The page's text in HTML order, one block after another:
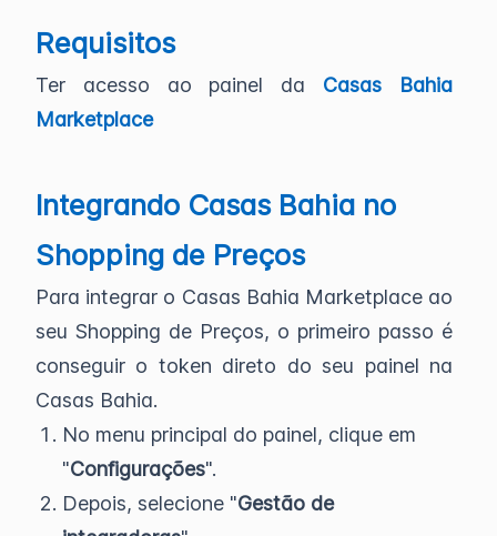
Requisitos
Ter acesso ao painel da Casas Bahia
Marketplace
Integrando Casas Bahia no
Shopping de Preços
Para integrar o Casas Bahia Marketplace ao
seu Shopping de Preços, o primeiro passo é
conseguir o token direto do seu painel na
Casas Bahia.
No menu principal do painel, clique em
"Configurações".
Depois, selecione "Gestão de